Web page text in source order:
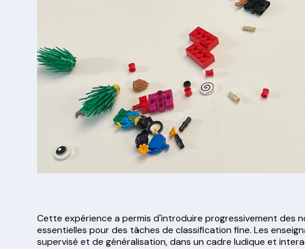
Cette expérience a permis d'introduire progressivement des
essentielles pour des tâches de classification fine. Les
supervisé et de généralisation, dans un cadre ludique et